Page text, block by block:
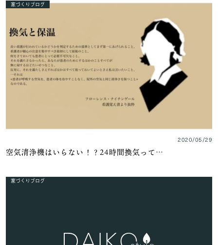
家づくりブログ
2020/05/29
空気清浄機はいらない！？24時間換気って…
家づくりブログ